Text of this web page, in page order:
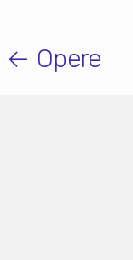
← Opere